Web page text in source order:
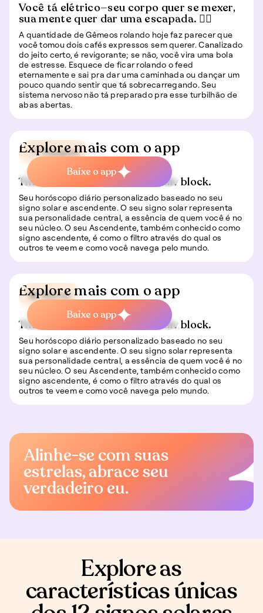
Você tá elétrico—seu corpo quer se mexer,
sua mente quer dar uma escapada. 🏃‍♂️
A quantidade de Gêmeos rolando hoje faz parecer que
você tomou dois cafés expressos sem querer. Canalizado
do jeito certo, é revigorante; se não, você vira uma bola
de estresse. Esquece de ficar rolando o feed
eternamente e sai pra dar uma caminhada ou dançar um
pouco quando sentir que tá sobrecarregando. Seu
sistema nervoso não tá preparado pra esse turbilhão de
abas abertas.
📍 Viagem
This is some text inside of a div block.
Seu horóscopo diário personalizado baseado no seu
signo solar e ascendente. O seu signo solar representa
sua personalidade central, a essência de quem você é no
seu núcleo. O seu Ascendente, também conhecido como
signo ascendente, é como o filtro através do qual os
outros te veem e como você navega pelo mundo.
Explore mais com o app
Baixe o app
🍀 Sorte
This is some text inside of a div block.
Seu horóscopo diário personalizado baseado no seu
signo solar e ascendente. O seu signo solar representa
sua personalidade central, a essência de quem você é no
seu núcleo. O seu Ascendente, também conhecido como
signo ascendente, é como o filtro através do qual os
outros te veem e como você navega pelo mundo.
Explore mais com o app
Baixe o app
Alinhe-se com suas
estrelas, abrace seu
verdadeiro eu.
Explore as
características únicas